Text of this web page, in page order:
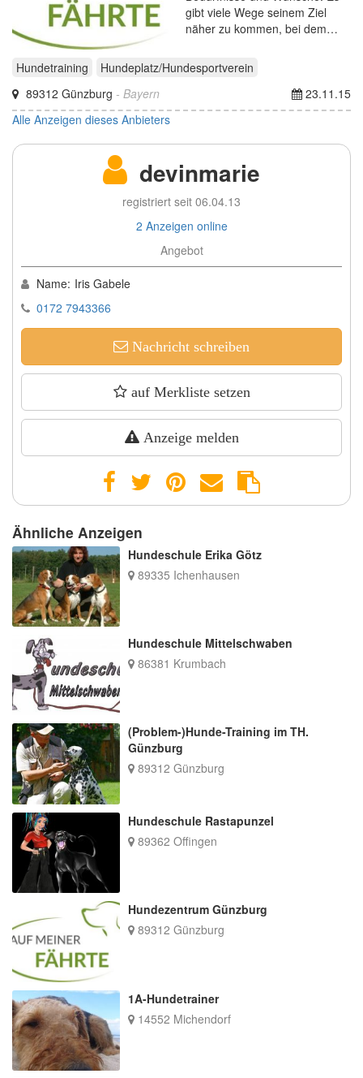
gibt viele Wege seinem Ziel
näher zu kommen, bei dem…
Hundetraining
Hundeplatz/Hundesportverein
89312 Günzburg - Bayern
23.11.15
Alle Anzeigen dieses Anbieters
devinmarie
registriert seit 06.04.13
2 Anzeigen online
Angebot
Name: Iris Gabele
0172 7943366
Nachricht schreiben
auf Merkliste setzen
Anzeige melden
Ähnliche Anzeigen
Hundeschule Erika Götz
89335 Ichenhausen
Hundeschule Mittelschwaben
86381 Krumbach
(Problem-)Hunde-Training im TH.
Günzburg
89312 Günzburg
Hundeschule Rastapunzel
89362 Offingen
Hundezentrum Günzburg
89312 Günzburg
1A-Hundetrainer
14552 Michendorf